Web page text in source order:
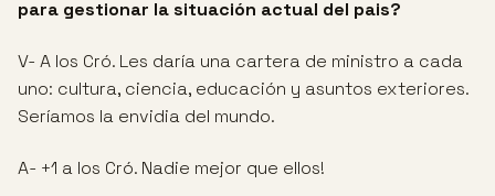
para gestionar la situación actual del pais?
V- A los Cró. Les daría una cartera de ministro a cada
uno: cultura, ciencia, educación y asuntos exteriores.
Seríamos la envidia del mundo.
A- +1 a los Cró. Nadie mejor que ellos!